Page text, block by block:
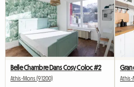
Belle Chambre Dans Cosy Coloc #2
Athis-Mons (91200) Athis-